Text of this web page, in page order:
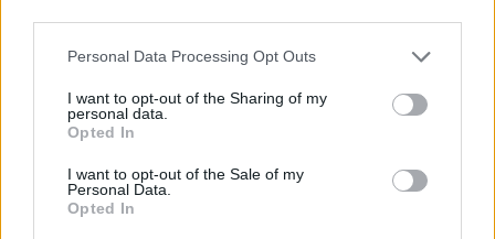
Please note that this website/app uses one or more Google
not limited to your visit or usage behaviour. You may click to
grant or deny consent to Google and its third-party tags to
use your data for below specified purposes in below Google
consent section.
Personal Data Processing Opt Outs
I want to opt-out of the Sharing of my
personal data.
Opted In
I want to opt-out of the Sale of my
Personal Data.
Opted In